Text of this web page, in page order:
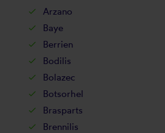
Arzano
Baye
Berrien
Bodilis
Bolazec
Botsorhel
Brasparts
Brennilis